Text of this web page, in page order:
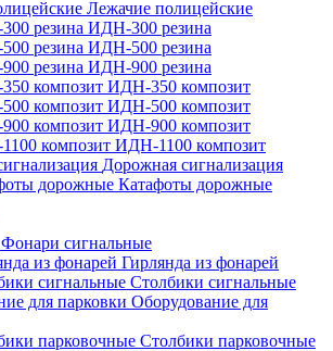
Лежачие полицейские
ИДН-300 резина
ИДН-500 резина
ИДН-900 резина
ИДН-350 композит
ИДН-500 композит
ИДН-900 композит
ИДН-1100 композит
Дорожная сигнализация
Катафоты дорожные
Фонари сигнальные
Гирлянда из фонарей
Столбики сигнальные
Оборудование для
Столбики парковочные